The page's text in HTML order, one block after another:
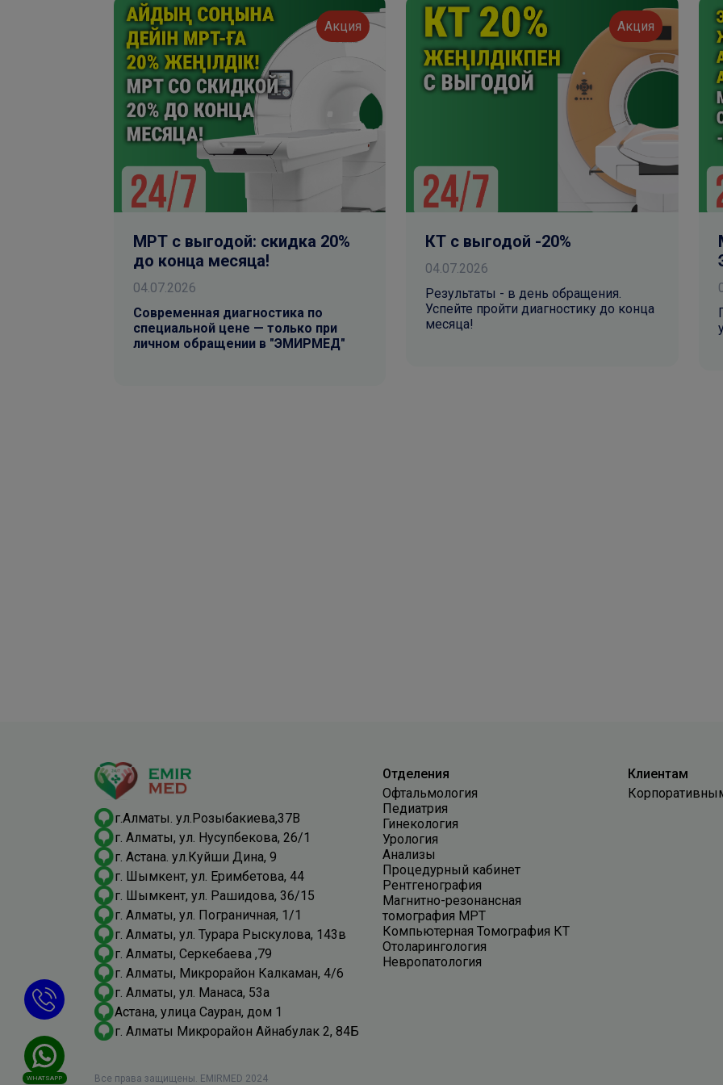
Акция
МРТ с выгодой: скидка 20%
до конца месяца!
04.07.2026
Современная диагностика по
специальной цене — только при
личном обращении в "ЭМИРМЕД"
Акция
КТ с выгодой -20%
04.07.2026
Результаты - в день обращения.
Успейте пройти диагностику до конца
месяца!
г.Алматы. ул.Розыбакиева,37В
г. Алматы, ул. Нусупбекова, 26/1
г. Астана. ул.Куйши Дина, 9
г. Шымкент, ​ул. Еримбетова, 44
г. Шымкент, ​ул. Рашидова, 36/15
г. Алматы, ​ул. Пограничная, 1/1
г. Алматы, ул. Турара Рыскулова, 143в
г. Алматы, Серкебаева ,79
​г. Алматы, Микрорайон Калкаман, 4/6
г. Алматы, ул. Манаса, 53а
Астана, улица Сауран, дом 1
г. Алматы Микрорайон Айнабулак 2, 84Б
Отделения
Офтальмология
Педиатрия
Гинекология
Урология
Анализы
Процедурный кабинет
Рентгенография
Магнитно-резонансная
томография МРТ
Компьютерная Томография КТ
Отоларингология
Невропатология
Клиентам
Все права защищены. EMIRMED 2024